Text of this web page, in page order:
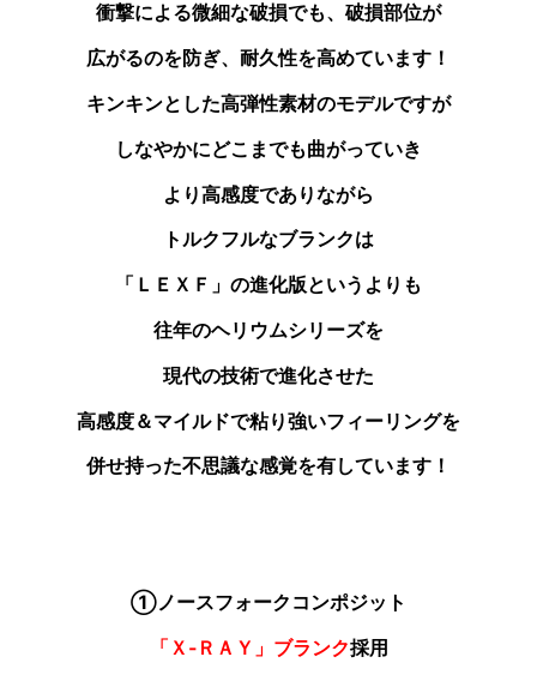
衝撃による微細な破損でも、破損部位が
広がるのを防ぎ、耐久性を高めています！
キンキンとした高弾性素材のモデルですが
しなやかにどこまでも曲がっていき
より高感度でありながら
トルクフルなブランクは
「ＬＥＸＦ」の進化版というよりも
往年のヘリウムシリーズを
現代の技術で進化させた
高感度＆マイルドで粘り強いフィーリングを
併せ持った不思議な感覚を有しています！
①ノースフォークコンポジット
「Ｘ‐ＲＡＹ」ブランク採用